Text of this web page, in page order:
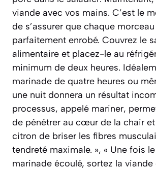
viande avec vos mains. C’est le
de s’assurer que chaque
parfaitement enrobé. Couvrez le
alimentaire et placez-le au
minimum de deux heures.
marinade de quatre heures ou
une nuit donnera un résultat
processus, appelé mariner,
de pénétrer au cœur de la chair et
citron de briser les fibres
tendreté maximale. », « Une fois
marinade écoulé, sortez la viande